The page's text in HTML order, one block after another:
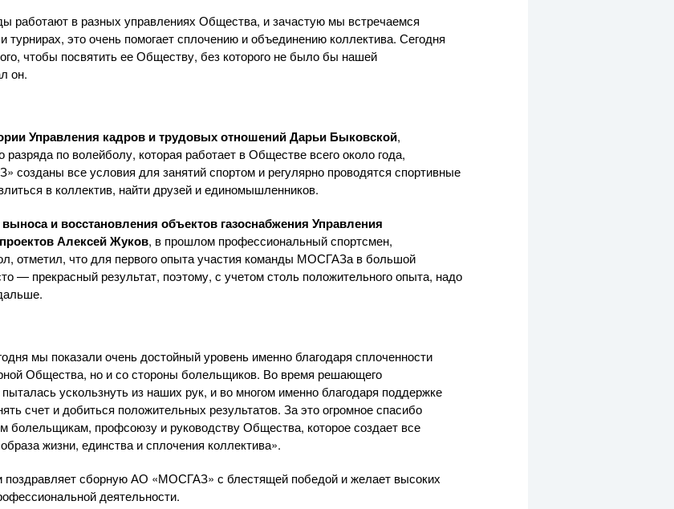
работают в разных управлениях Общества, и зачастую мы встречаемся
турнирах, это очень помогает сплочению и объединению коллектива. Сегодня
чтобы посвятить ее Обществу, без которого не было бы нашей
он.
Управления кадров и трудовых отношений Дарьи Быковской,
разряда по волейболу, которая работает в Обществе всего около года,
созданы все условия для занятий спортом и регулярно проводятся спортивные
в коллектив, найти друзей и единомышленников.
и восстановления объектов газоснабжения Управления
Алексей Жуков, в прошлом профессиональный спортсмен,
отметил, что для первого опыта участия команды МОСГАЗа в большой
— прекрасный результат, поэтому, с учетом столь положительного опыта, надо
мы показали очень достойный уровень именно благодаря сплоченности
Общества, но и со стороны болельщиков. Во время решающего
ускользнуть из наших рук, и во многом именно благодаря поддержке
счет и добиться положительных результатов. За это огромное спасибо
болельщикам, профсоюзу и руководству Общества, которое создает все
жизни, единства и сплочения коллектива».
сборнуюАО «МОСГАЗ» с блестящей победой и желает высоких
деятельности.